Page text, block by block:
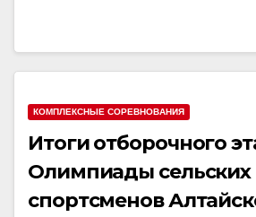
КОМПЛЕКСНЫЕ СОРЕВНОВАНИЯ
Итоги отборочного
Олимпиады сельских
спортсменов